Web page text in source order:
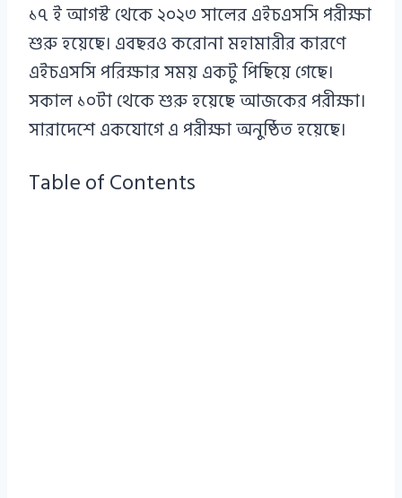
১৭ ই আগস্ট থেকে ২০২৩ সালের এইচএসসি পরীক্ষা
শুরু হয়েছে। এবছরও করোনা মহামারীর কারণে
এইচএসসি পরিক্ষার সময় একটু পিছিয়ে গেছে।
সকাল ১০টা থেকে শুরু হয়েছে আজকের পরীক্ষা।
সারাদেশে একযোগে এ পরীক্ষা অনুষ্ঠিত হয়েছে।
Table of Contents